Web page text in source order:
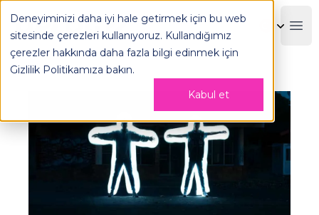
Deneyiminizi daha iyi hale getirmek için bu web
sitesinde çerezleri kullanıyoruz. Kullandığımız
çerezler hakkında daha fazla bilgi edinmek için
Gizlilik Politikamıza bakın.
Kabul et
OPLOG